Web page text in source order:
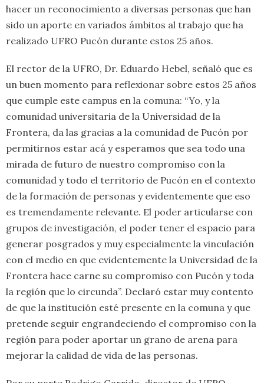
hacer un reconocimiento a diversas personas que han
sido un aporte en variados ámbitos al trabajo que ha
realizado UFRO Pucón durante estos 25 años.
El rector de la UFRO, Dr. Eduardo Hebel, señaló que es
un buen momento para reflexionar sobre estos 25 años
que cumple este campus en la comuna: “Yo, y la
comunidad universitaria de la Universidad de la
Frontera, da las gracias a la comunidad de Pucón por
permitirnos estar acá y esperamos que sea todo una
mirada de futuro de nuestro compromiso con la
comunidad y todo el territorio de Pucón en el contexto
de la formación de personas y evidentemente que eso
es tremendamente relevante. El poder articularse con
grupos de investigación, el poder tener el espacio para
generar posgrados y muy especialmente la vinculación
con el medio en que evidentemente la Universidad de la
Frontera hace carne su compromiso con Pucón y toda
la región que lo circunda”. Declaró estar muy contento
de que la institución esté presente en la comuna y que
pretende seguir engrandeciendo el compromiso con la
región para poder aportar un grano de arena para
mejorar la calidad de vida de las personas.